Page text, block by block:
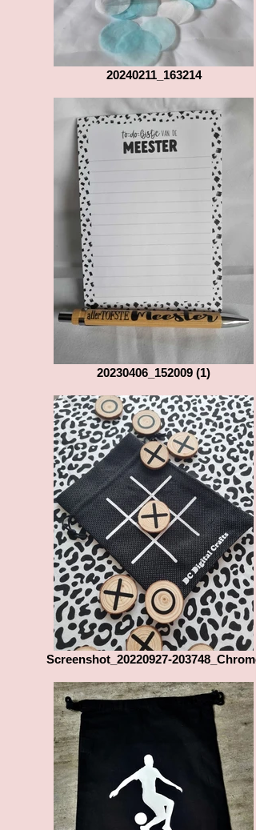
20240211_163214
20230406_152009 (1)
Screenshot_20220927-203748_Chrome